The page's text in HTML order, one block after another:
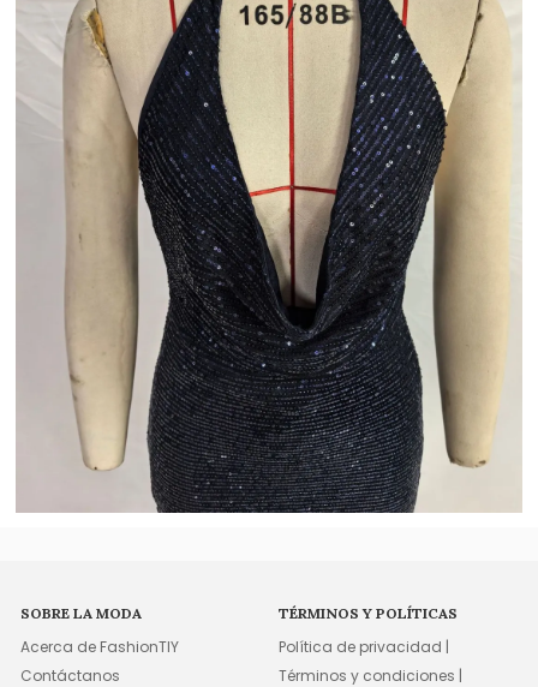
SOBRE LA MODA
Acerca de FashionTIY
Contáctanos
TÉRMINOS Y POLÍTICAS
Política de privacidad |
Términos y condiciones |